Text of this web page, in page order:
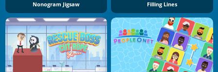
Nonogram Jigsaw Filling Lines